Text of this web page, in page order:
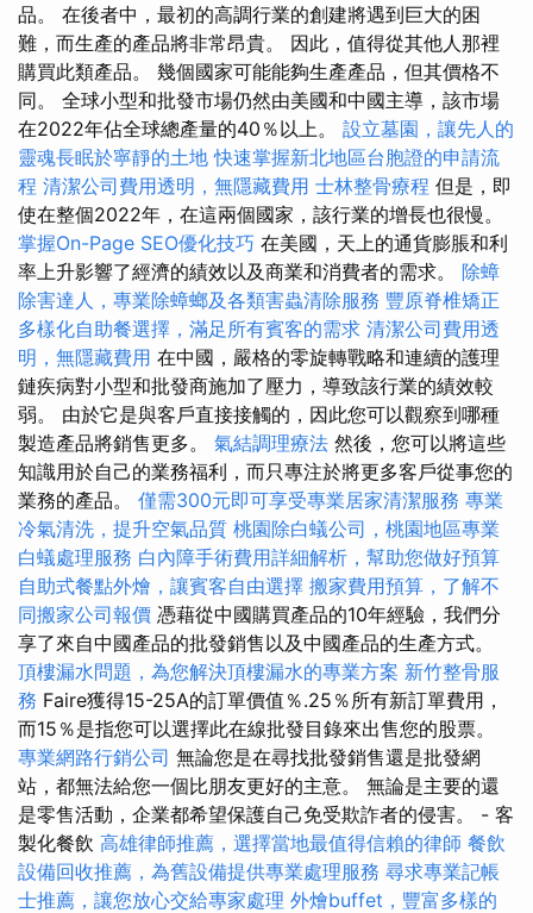
品。 在後者中，最初的高調行業的創建將遇到巨大的困
難，而生產的產品將非常昂貴。 因此，值得從其他人那裡
購買此類產品。 幾個國家可能能夠生產產品，但其價格不
同。 全球小型和批發市場仍然由美國和中國主導，該市場
在2022年佔全球總產量的40％以上。 設立墓園，讓先人的
靈魂長眠於寧靜的土地 快速掌握新北地區台胞證的申請流
程 清潔公司費用透明，無隱藏費用 士林整骨療程 但是，即
使在整個2022年，在這兩個國家，該行業的增長也很慢。
掌握On-Page SEO優化技巧 在美國，天上的通貨膨脹和利
率上升影響了經濟的績效以及商業和消費者的需求。 除蟑
除害達人，專業除蟑螂及各類害蟲清除服務 豐原脊椎矯正
多樣化自助餐選擇，滿足所有賓客的需求 清潔公司費用透
明，無隱藏費用 在中國，嚴格的零旋轉戰略和連續的護理
鏈疾病對小型和批發商施加了壓力，導致該行業的績效較
弱。 由於它是與客戶直接接觸的，因此您可以觀察到哪種
製造產品將銷售更多。 氣結調理療法 然後，您可以將這些
知識用於自己的業務福利，而只專注於將更多客戶從事您的
業務的產品。 僅需300元即可享受專業居家清潔服務 專業
冷氣清洗，提升空氣品質 桃園除白蟻公司，桃園地區專業
白蟻處理服務 白內障手術費用詳細解析，幫助您做好預算
自助式餐點外燴，讓賓客自由選擇 搬家費用預算，了解不
同搬家公司報價 憑藉從中國購買產品的10年經驗，我們分
享了來自中國產品的批發銷售以及中國產品的生產方式。
頂樓漏水問題，為您解決頂樓漏水的專業方案 新竹整骨服
務 Faire獲得15-25A的訂單價值％.25％所有新訂單費用，
而15％是指您可以選擇此在線批發目錄來出售您的股票。
專業網路行銷公司 無論您是在尋找批發銷售還是批發網
站，都無法給您一個比朋友更好的主意。 無論是主要的還
是零售活動，企業都希望保護自己免受欺詐者的侵害。 - 客
製化餐飲 高雄律師推薦，選擇當地最值得信賴的律師 餐飲
設備回收推薦，為舊設備提供專業處理服務 尋求專業記帳
士推薦，讓您放心交給專家處理 外燴buffet，豐富多樣的